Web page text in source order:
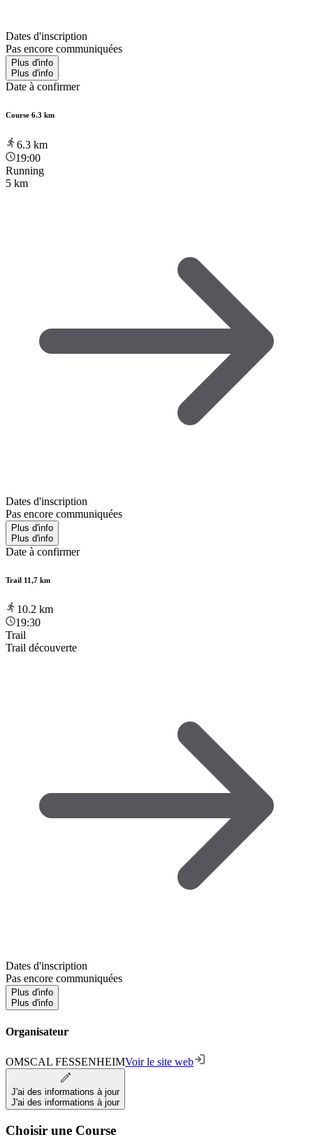
Dates d'inscription
Pas encore communiquées
Plus d'info
Plus d'info
Date à confirmer
Course 6.3 km
6.3 km
19:00
Running
5 km
Dates d'inscription
Pas encore communiquées
Plus d'info
Plus d'info
Date à confirmer
Trail 11,7 km
10.2 km
19:30
Trail
Trail découverte
Dates d'inscription
Pas encore communiquées
Plus d'info
Plus d'info
Organisateur
OMSCAL FESSENHEIMVoir le site web
J'ai des informations à jour
J'ai des informations à jour
Choisir une Course